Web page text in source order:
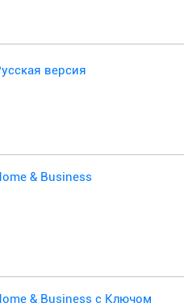
версия
& Business
& Business с Ключом